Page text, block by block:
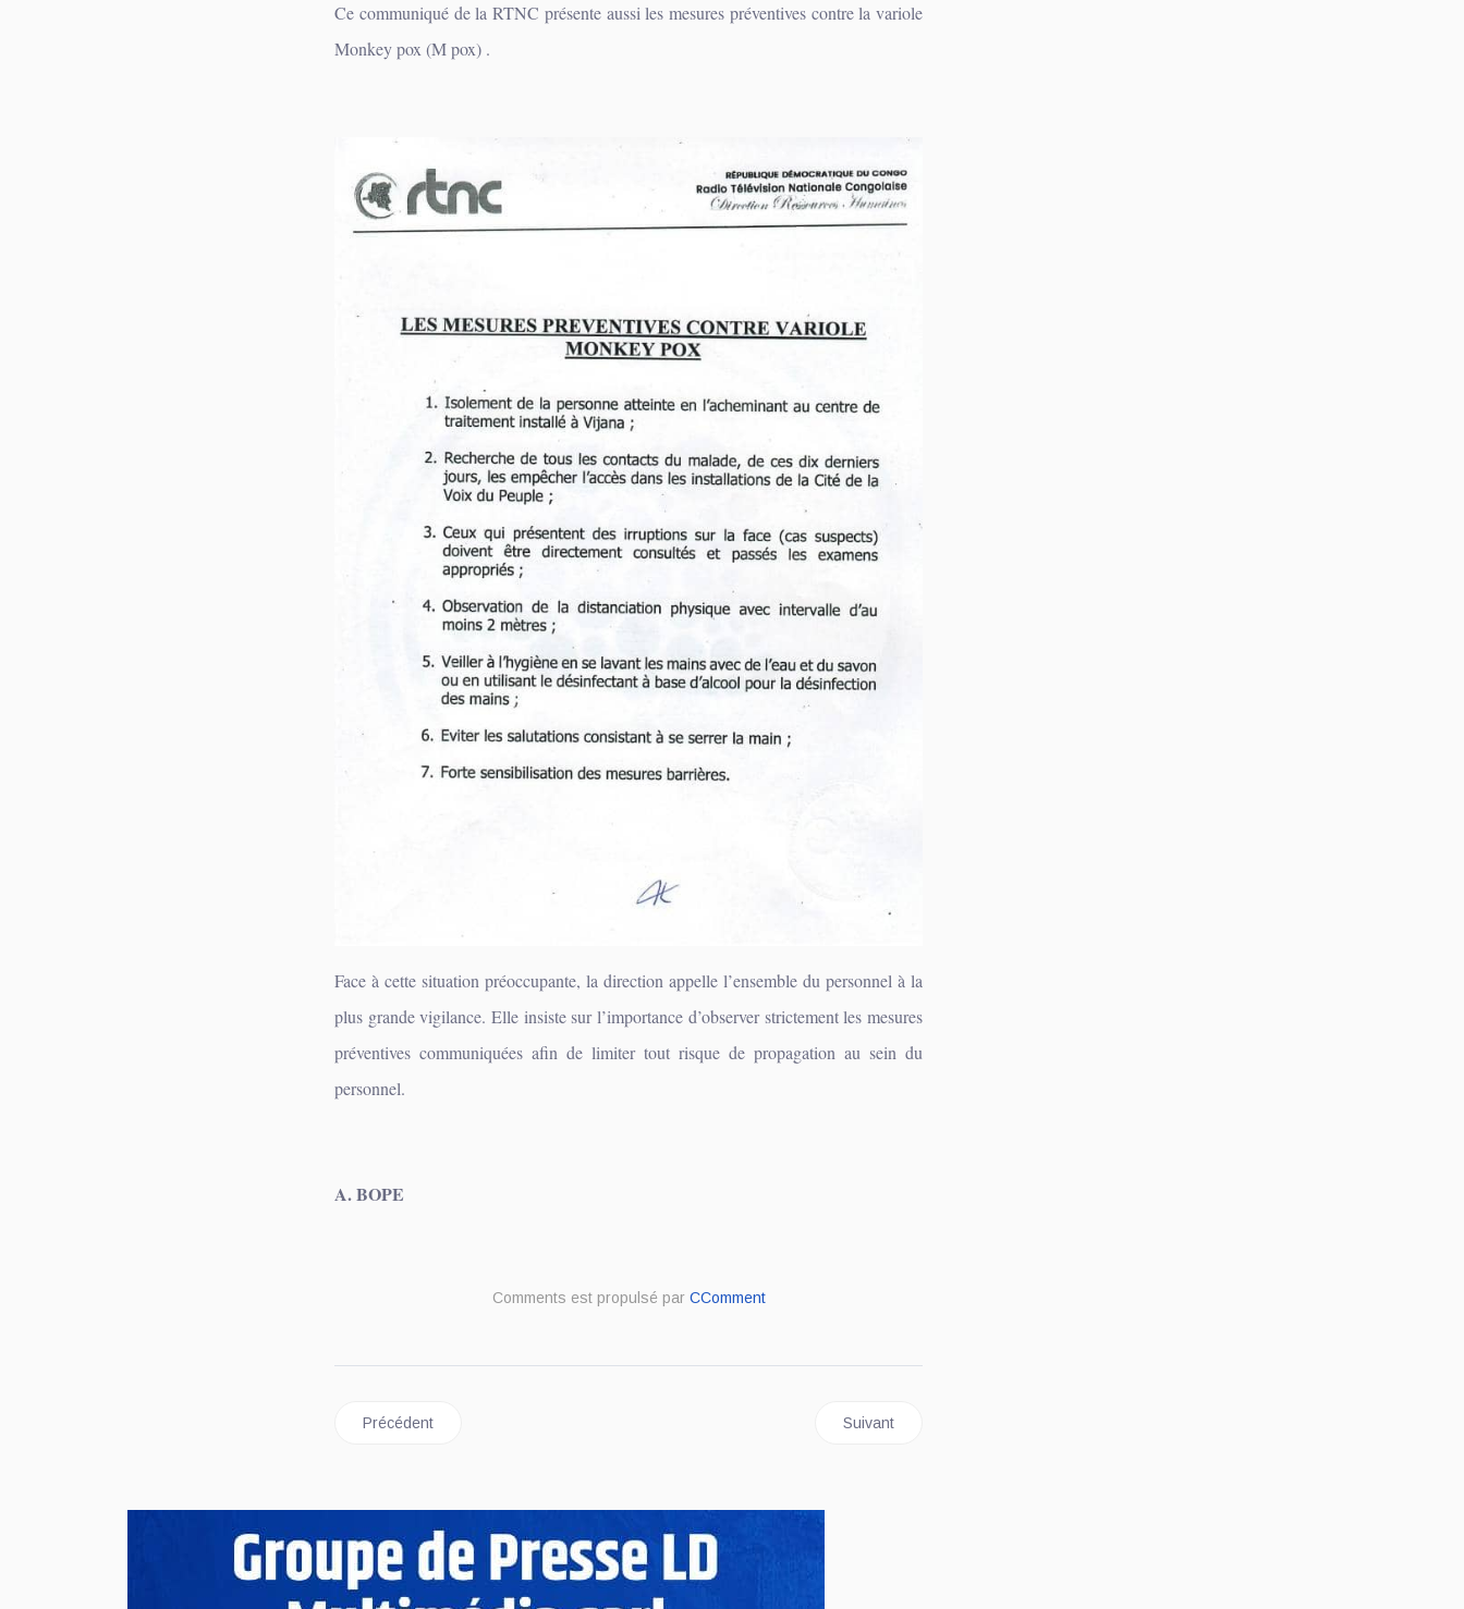
Ce communiqué de la RTNC présente aussi les mesures préventives contre la variole
Monkey pox (M pox) .
Face à cette situation préoccupante, la direction appelle l’ensemble du personnel à la
plus grande vigilance. Elle insiste sur l’importance d’observer strictement les mesures
préventives communiquées afin de limiter tout risque de propagation au sein du
personnel.
A. BOPE
Comments est propulsé par CComment
Article précédent : URGENCES MÉDICALES : TOLÉRANCE ZÉRO AU REFUS DE SOINS EN RDC
Précédent Article suivant : RDC: LANCEMENT OFFICIEL DU PREMIER DIPLÔME ÉLECTRONIQUE
Suivant